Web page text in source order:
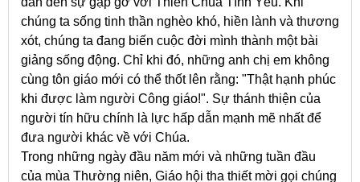
chúng ta sống tinh thần nghèo khó, hiền lành và thương
xót, chúng ta đang biến cuộc đời mình thành một bài
giảng sống động. Chỉ khi đó, những anh chị em không
cùng tôn giáo mới có thể thốt lên rằng: "Thật hạnh phúc
khi được làm người Công giáo!". Sự thánh thiện của
người tín hữu chính là lực hấp dẫn mạnh mẽ nhất để
đưa người khác về với Chúa.
Trong những ngày đầu năm mới và những tuần đầu
của mùa Thường niên, Giáo hội tha thiết mời gọi chúng